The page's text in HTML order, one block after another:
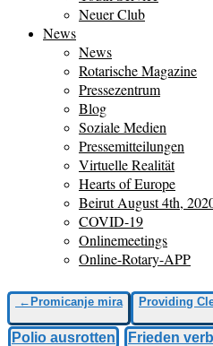
Neuer Club
News
News
Rotarische Magazine
Pressezentrum
Blog
Soziale Medien
Pressemitteilungen
Virtuelle Realität
Hearts of Europe
Beirut August 4th,
COVID-19
Onlinemeetings
Online-Rotary-APP
←Promicanje mira Providing
Polio ausrotten Frieden